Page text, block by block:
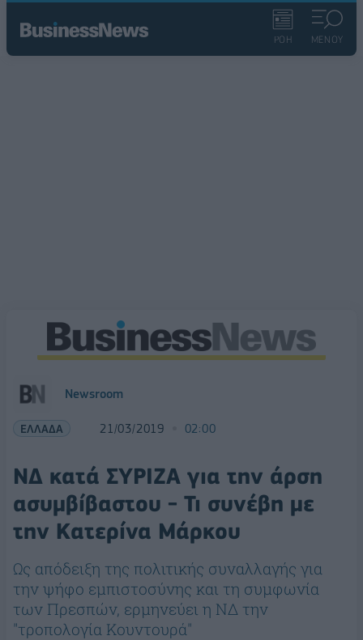
ΡΟΗ ΜΕΝΟΥ
Newsroom
ΕΛΛΑΔΑ 21/03/2019 02:00
ΝΔ κατά ΣΥΡΙΖΑ για την άρση
ασυμβίβαστου - Τι συνέβη με
την Κατερίνα Μάρκου
Ως απόδειξη της πολιτικής συναλλαγής για
την ψήφο εμπιστοσύνης και τη συμφωνία
των Πρεσπών, ερμηνεύει η ΝΔ την
"τροπολογία Κουντουρά"